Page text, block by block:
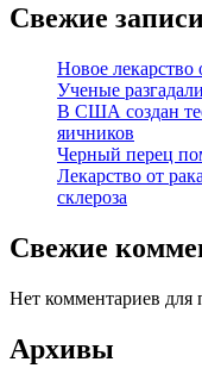
Свежие
Новое лекарство
Ученые
В США создан
яичников
Черный перец
Лекарство от
склероза
Свежие
Нет комментариев для
Архивы